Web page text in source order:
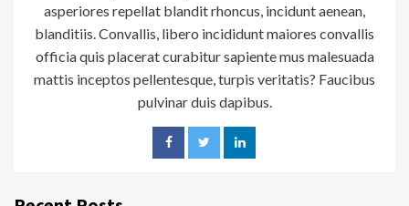
asperiores repellat blandit rhoncus, incidunt aenean,
blanditiis. Convallis, libero incididunt maiores convallis
officia quis placerat curabitur sapiente mus malesuada
mattis inceptos pellentesque, turpis veritatis? Faucibus
pulvinar duis dapibus.